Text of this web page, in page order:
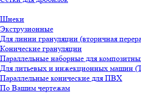
Шнеки
Экструзионные
Для линии грануляции (вторичная
Конические грануляции
Параллельные наборные для
Для литьевых и инжекционных машин
Параллельные конические для ПВХ
По Вашим чертежам